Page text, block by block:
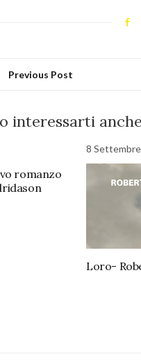
Previous Post
interessarti
romanzo
8
Loro-